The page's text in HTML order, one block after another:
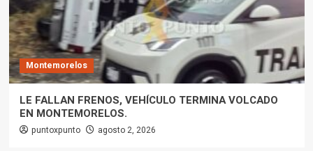
Montemorelos
LE FALLAN FRENOS, VEHÍCULO TERMINA VOLCADO
EN MONTEMORELOS.
puntoxpunto agosto 2, 2026